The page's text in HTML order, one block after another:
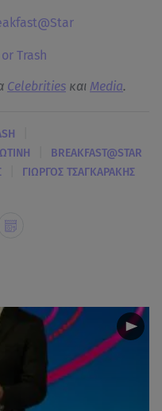
or Trash
Celebrities και Media.
BREAKFAST@STAR
ΓΙΩΡΓΟΣ ΤΣΑΓΚΑΡΑΚΗΣ